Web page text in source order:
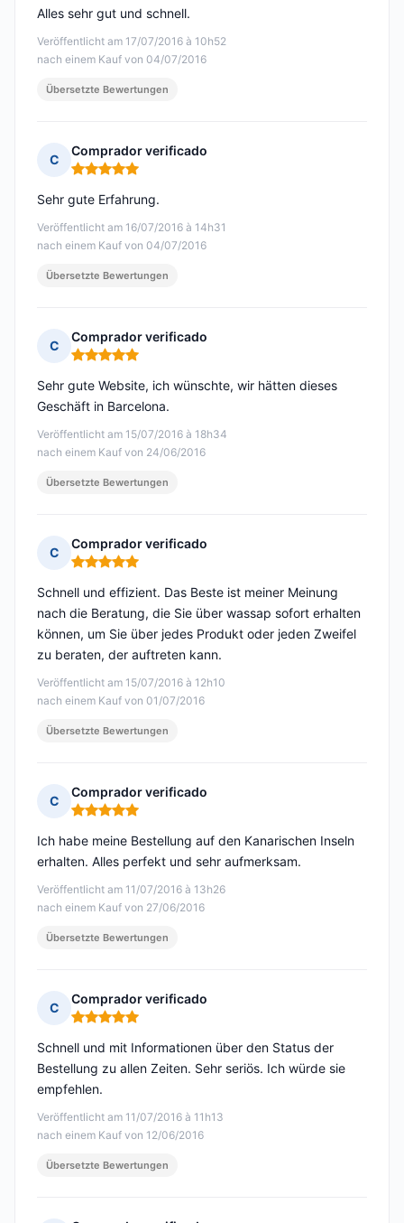
Veröffentlicht am 17/07/2016 à 10h52
nach einem Kauf von 04/07/2016
Alles sehr gut und schnell.
Übersetzte Bewertungen
C
Comprador verificado
Hinweis: 5 von 5
Veröffentlicht am 16/07/2016 à 14h31
nach einem Kauf von 04/07/2016
Sehr gute Erfahrung.
Übersetzte Bewertungen
C
Comprador verificado
Hinweis: 5 von 5
Veröffentlicht am 15/07/2016 à 18h34
nach einem Kauf von 24/06/2016
Sehr gute Website, ich wünschte, wir hätten dieses
Geschäft in Barcelona.
Übersetzte Bewertungen
C
Comprador verificado
Hinweis: 5 von 5
Veröffentlicht am 15/07/2016 à 12h10
nach einem Kauf von 01/07/2016
Schnell und effizient. Das Beste ist meiner Meinung
nach die Beratung, die Sie über wassap sofort erhalten
können, um Sie über jedes Produkt oder jeden Zweifel
zu beraten, der auftreten kann.
Übersetzte Bewertungen
C
Comprador verificado
Hinweis: 5 von 5
Veröffentlicht am 11/07/2016 à 13h26
nach einem Kauf von 27/06/2016
Ich habe meine Bestellung auf den Kanarischen Inseln
erhalten. Alles perfekt und sehr aufmerksam.
Übersetzte Bewertungen
C
Comprador verificado
Hinweis: 5 von 5
Veröffentlicht am 11/07/2016 à 11h13
nach einem Kauf von 12/06/2016
Schnell und mit Informationen über den Status der
Bestellung zu allen Zeiten. Sehr seriös. Ich würde sie
empfehlen.
Übersetzte Bewertungen